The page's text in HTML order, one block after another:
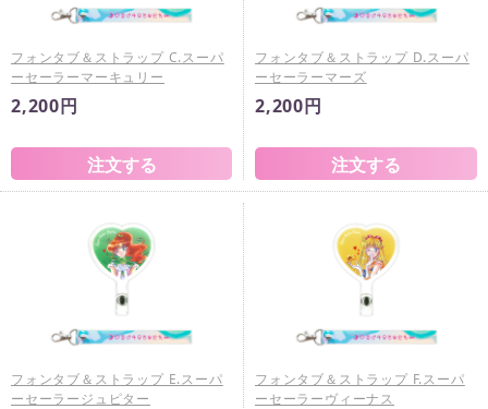
フォンタブ＆ストラップ C.スーパ
ーセーラーマーキュリー
2,200円
フォンタブ＆ストラップ D.スーパ
ーセーラーマーズ
2,200円
フォンタブ＆ストラップ E.スーパ
ーセーラージュピター
フォンタブ＆ストラップ F.スーパ
ーセーラーヴィーナス